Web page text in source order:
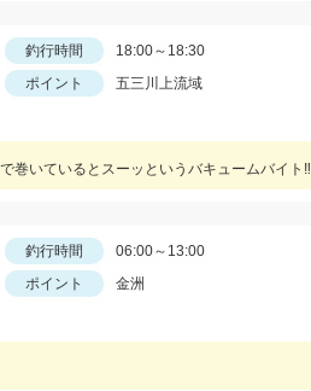
釣行時間
18:00～18:30
ポイント
五三川上流域
巻いているとスーッというバキュームバイト‼︎
釣行時間
06:00～13:00
ポイント
金洲